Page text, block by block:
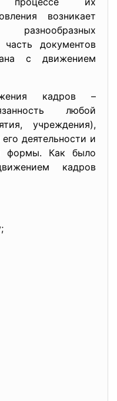
возникает
документов
с движением
кадров –
любой
учреждения),
деятельности и
формы. Как было
кадров